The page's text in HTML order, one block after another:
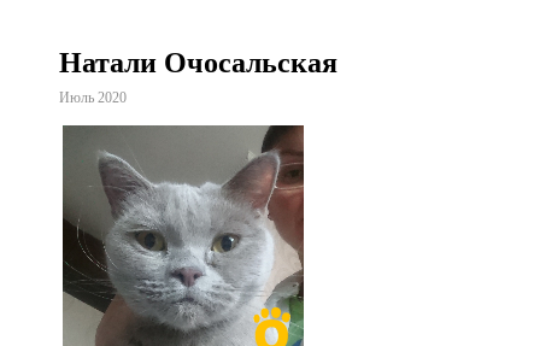
Натали Очосальская
Июль 2020